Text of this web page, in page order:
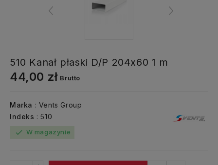
510 Kanał płaski D/P 204x60 1 m
44,00 zł Brutto
Marka : Vents Group
Indeks : 510
check W magazynie